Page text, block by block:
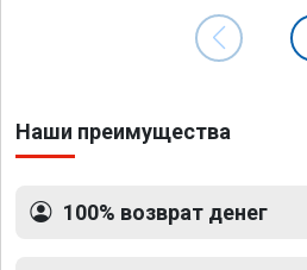
Наши преимущества
100% возврат денег